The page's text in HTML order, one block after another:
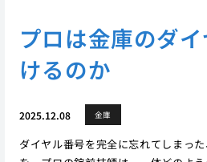
プロは金庫のダ
けるのか
2025.12.08 金庫
ダイヤル番号を完全に忘れてしまっ